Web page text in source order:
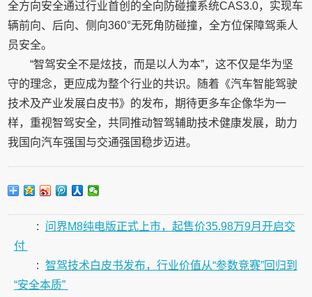
全方向安全通过行业首创的全向防碰撞系统CAS3.0，实现车
辆前向、后向、侧向360°无死角防碰撞，全方位保障驾乘人
员安全。
“智驾安全不是炫技，而是以人为本”，这不仅是华为坚
守的理念，更应成为整个行业的共识。随着《汽车智能驾驶
技术及产业发展白皮书》的发布，期待更多车企像华为一
样，重视智驾安全，共同推动智驾辅助技术健康发展，助力
我国向汽车强国与交通强国稳步迈进。
:
问界M8纯电版正式上市，起售价35.98万9月开启交
付
: 智驾技术白皮书发布，行业价值从“参数竞赛”回归到
“安全本质”